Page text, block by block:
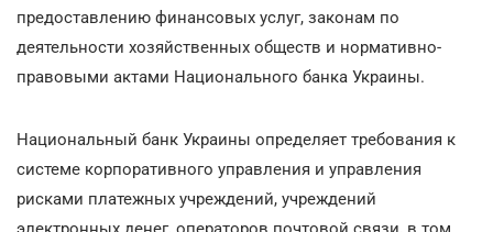
предоставлению финансовых услуг, законам по
деятельности хозяйственных обществ и нормативно-
правовыми актами Национального банка Украины.
Национальный банк Украины определяет требования к
системе корпоративного управления и управления
рисками платежных учреждений, учреждений